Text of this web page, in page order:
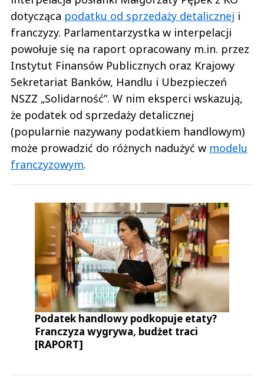
dotycząca podatku od sprzedaży detalicznej i
franczyzy. Parlamentarzystka w interpelacji
powołuje się na raport opracowany m.in. przez
Instytut Finansów Publicznych oraz Krajowy
Sekretariat Banków, Handlu i Ubezpieczeń
NSZZ „Solidarność”. W nim eksperci wskazują,
że podatek od sprzedaży detalicznej
(popularnie nazywany podatkiem handlowym)
może prowadzić do różnych nadużyć w modelu
franczyzowym.
Podatek handlowy podkopuje etaty?
Franczyza wygrywa, budżet traci
[RAPORT]